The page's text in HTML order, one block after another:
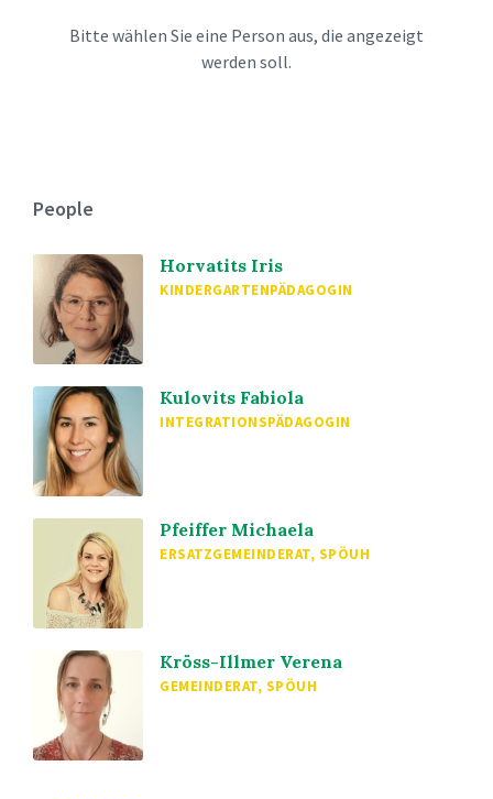
Bitte wählen Sie eine Person aus, die angezeigt
werden soll.
People
Horvatits Iris
KINDERGARTENPÄDAGOGIN
Kulovits Fabiola
INTEGRATIONSPÄDAGOGIN
Pfeiffer Michaela
ERSATZGEMEINDERAT, SPÖUH
Kröss-Illmer Verena
GEMEINDERAT, SPÖUH